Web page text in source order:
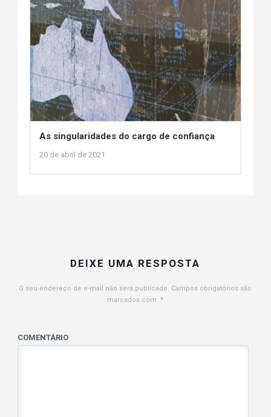
As singularidades do cargo de confiança
20 de abril de 2021
DEIXE UMA RESPOSTA
O seu endereço de e-mail não será publicado. Campos obrigatórios são
marcados com *
COMENTÁRIO